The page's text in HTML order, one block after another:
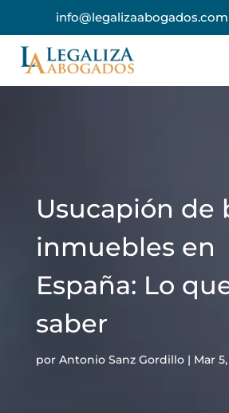
info@legalizaabogados.com
Usucapión de
inmuebles en
España: Lo
saber
por Antonio Sanz Gordillo| Mar